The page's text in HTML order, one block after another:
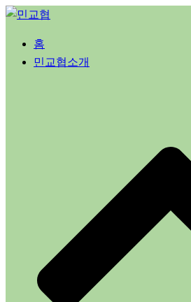
Skip
content
홈
민교협소개